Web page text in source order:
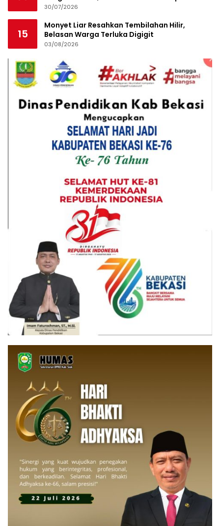
Siapkan Laporan Polisi
30/07/2026
15
Monyet Liar Resahkan Tembilahan Hilir,
Belasan Warga Terluka Digigit
03/08/2026